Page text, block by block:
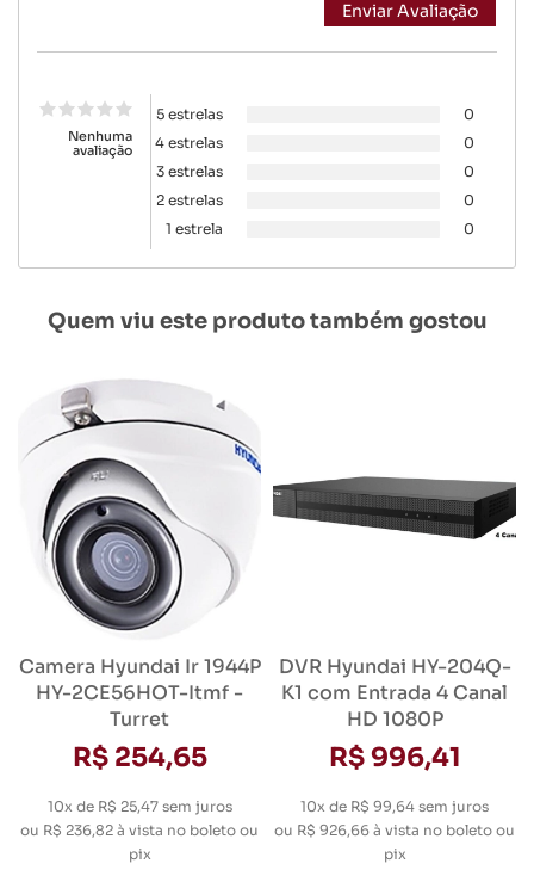
Nenhuma
avaliação
5 estrelas
0
4 estrelas
0
3 estrelas
0
2 estrelas
0
1 estrela
0
Quem viu este produto também gostou
Camera Hyundai Ir 1944P
HY-2CE56HOT-Itmf -
Turret
R$ 254,65
10x de R$ 25,47 sem juros
ou R$ 236,82 à vista no boleto ou
pix
DVR Hyundai HY-204Q-
K1 com Entrada 4 Canal
HD 1080P
R$ 996,41
10x de R$ 99,64 sem juros
ou R$ 926,66 à vista no boleto ou
pix